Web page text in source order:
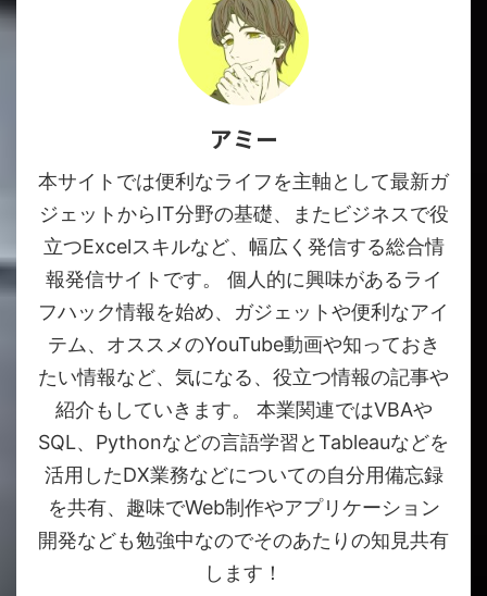
アミー
本サイトでは便利なライフを主軸として最新ガ
ジェットからIT分野の基礎、またビジネスで役
立つExcelスキルなど、幅広く発信する総合情
報発信サイトです。 個人的に興味があるライ
フハック情報を始め、ガジェットや便利なアイ
テム、オススメのYouTube動画や知っておき
たい情報など、気になる、役立つ情報の記事や
紹介もしていきます。 本業関連ではVBAや
SQL、Pythonなどの言語学習とTableauなどを
活用したDX業務などについての自分用備忘録
を共有、趣味でWeb制作やアプリケーション
開発なども勉強中なのでそのあたりの知見共有
します！